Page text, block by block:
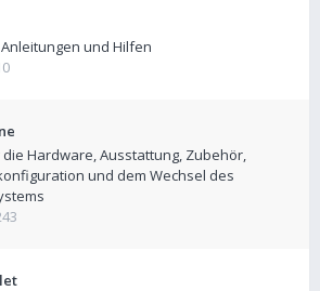
und Hilfen
Hardware, Ausstattung, Zubehör,
und dem Wechsel des